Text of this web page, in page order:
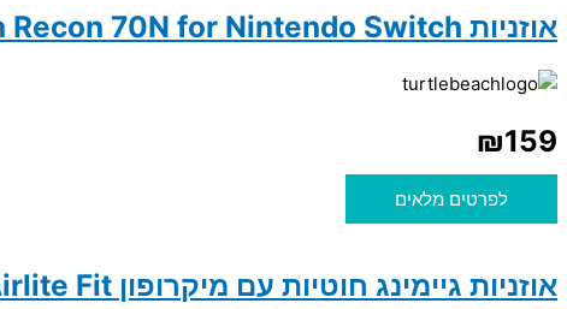
אוזניות Turtle Beach Recon 70N for Nintendo Switch
₪159
לפרטים מלאים
אוזניות גיימינג חוטיות עם מיקרופון Turtle Beach Airlite Fit